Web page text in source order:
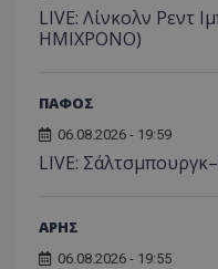
LIVE: Λίνκολν Ρεντ
ΗΜΙΧΡΟΝΟ)
ΠΑΦΟΣ
06.08.2026 - 19:59
LIVE:
ΑΡΗΣ
06.08.2026 - 19:55